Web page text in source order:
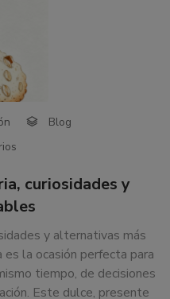
Blog
curiosidades y
y alternativas más
la ocasión perfecta para
tiempo, de decisiones
Este dulce, presente